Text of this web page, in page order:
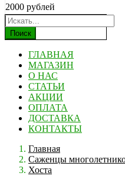
2000 рублей
Поиск
ГЛАВНАЯ
МАГАЗИН
О НАС
СТАТЬИ
АКЦИИ
ОПЛАТА
ДОСТАВКА
КОНТАКТЫ
Главная
Саженцы
Хоста